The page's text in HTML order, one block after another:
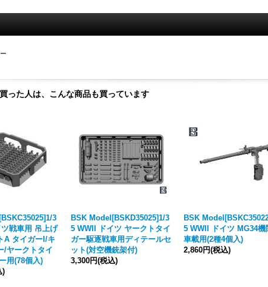
った人は、こんな商品も買っています
3
戦車用 吊上げ
A タイガーI/キ
/ヤークトタイ
用(78個入)
)
BSK Model[BSKD35025]1/3
5 WWII ドイツ ヤークトタイ
ガー駆逐戦車用ディテールセ
ット(対空機銃架付)
3,300円(税込)
BSK
5 WWII ドイツ MG34機
車載用(2種4個入)
2,860円(税込)